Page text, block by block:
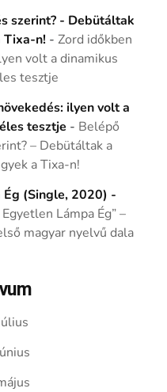
szerint? - Debütáltak
Tixa-n! -Zord időkben
volt a dinamikus
tesztje
ilyen volt a
tesztje - Belépő
– Debütáltak a
a Tixa-n!
(Single, 2020) -
Egyetlen Lámpa Ég” –
magyar nyelvű dala